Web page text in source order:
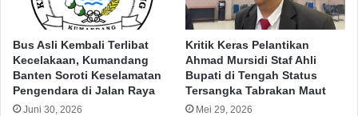
Bus Asli Kembali Terlibat
Kecelakaan, Kumandang
Banten Soroti Keselamatan
Pengendara di Jalan Raya
Juni 30, 2026
Kritik Keras Pelantikan
Ahmad Mursidi Staf Ahli
Bupati di Tengah Status
Tersangka Tabrakan Maut
Mei 29, 2026